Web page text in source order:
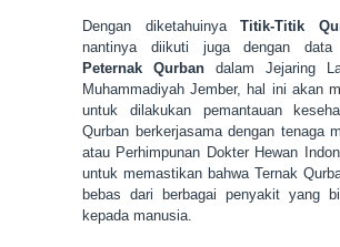
Dengan diketahuinya Titik-Titik
nantinya diikuti juga dengan data
Peternak Qurban dalam Jejaring
Muhammadiyah Jember, hal ini akan
untuk dilakukan pemantauan
Qurban berkerjasama dengan tenaga
atau Perhimpunan Dokter Hewan
untuk memastikan bahwa Ternak
bebas dari berbagai penyakit yang
kepada manusia.